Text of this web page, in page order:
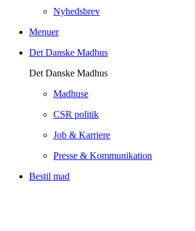
Nyhedsbrev
Menuer
Det Danske Madhus
Det Danske Madhus
Madhuse
CSR politik
Job & Karriere
Presse & Kommunikation
Bestil mad